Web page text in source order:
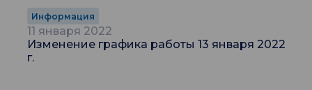
Информация
11 января 2022
Изменение графика работы 13 января 2022
г.